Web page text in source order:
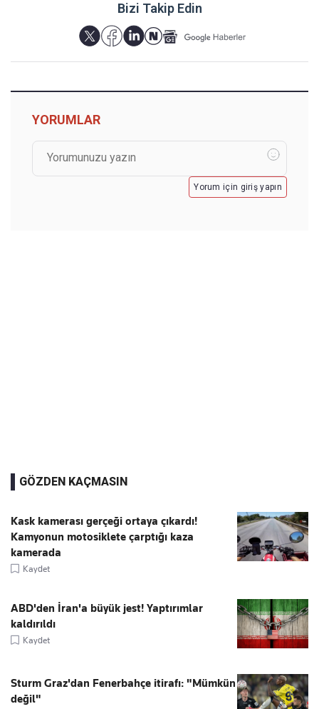
Bizi Takip Edin
YORUMLAR
Yorum için giriş yapın
GÖZDEN KAÇMASIN
Kask kamerası gerçeği ortaya çıkardı!
Kamyonun motosiklete çarptığı kaza
kamerada
Kaydet
ABD'den İran'a büyük jest! Yaptırımlar
kaldırıldı
Kaydet
Sturm Graz'dan Fenerbahçe itirafı: "Mümkün
değil"